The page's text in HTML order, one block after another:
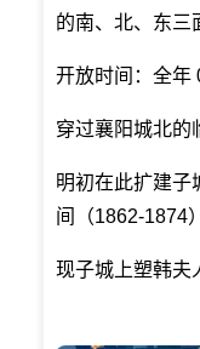
的南、北、东三
开放时间：全年
穿过襄阳城北的
明初在此扩建子
间（1862-1874
现子城上塑韩夫